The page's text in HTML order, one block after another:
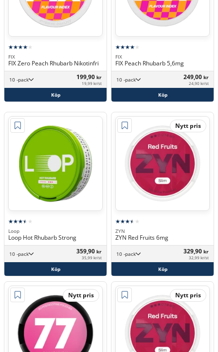
FIX
FIX Zero Peach Rhubarb Nikotinfri
10 -pack 199,90 kr
19,99 kr/st
Köp
FIX
FIX Peach Rhubarb 5,6mg
10 -pack 249,00 kr
24,90 kr/st
Köp
Loop
Loop Hot Rhubarb Strong
10 -pack 359,90 kr
35,99 kr/st
Köp
Nytt pris
ZYN
ZYN Red Fruits 6mg
10 -pack 329,90 kr
32,99 kr/st
Köp
Nytt pris Nytt pris